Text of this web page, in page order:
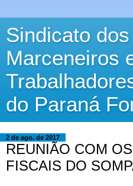
Sindicato
Marceneiros
do Paraná
2 de ago. de 2017
REUNIÃO COM
FISCAIS DO